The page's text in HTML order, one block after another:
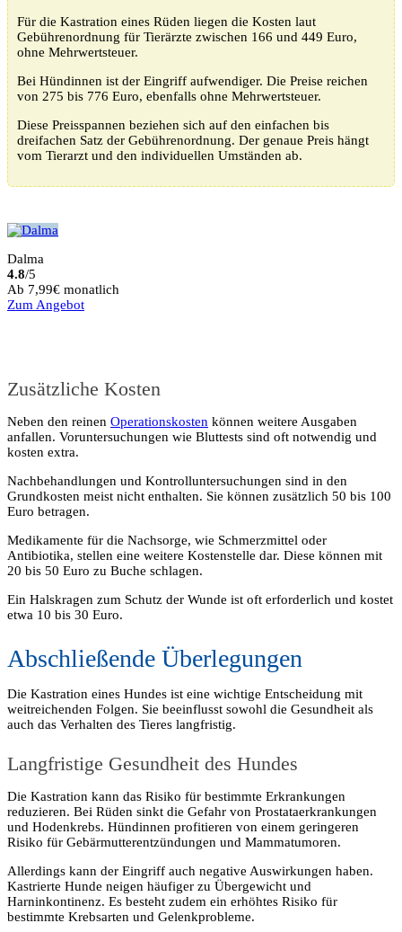
Für die Kastration eines Rüden liegen die Kosten laut
Gebührenordnung für Tierärzte zwischen 166 und 449 Euro,
ohne Mehrwertsteuer.
Bei Hündinnen ist der Eingriff aufwendiger. Die Preise reichen
von 275 bis 776 Euro, ebenfalls ohne Mehrwertsteuer.
Diese Preisspannen beziehen sich auf den einfachen bis
dreifachen Satz der Gebührenordnung. Der genaue Preis hängt
vom Tierarzt und den individuellen Umständen ab.
Dalma
4.8/5
Ab 7,99€ monatlich
Zum Angebot
Zusätzliche Kosten
Neben den reinen Operationskosten können weitere Ausgaben
anfallen. Voruntersuchungen wie Bluttests sind oft notwendig und
kosten extra.
Nachbehandlungen und Kontrolluntersuchungen sind in den
Grundkosten meist nicht enthalten. Sie können zusätzlich 50 bis 100
Euro betragen.
Medikamente für die Nachsorge, wie Schmerzmittel oder
Antibiotika, stellen eine weitere Kostenstelle dar. Diese können mit
20 bis 50 Euro zu Buche schlagen.
Ein Halskragen zum Schutz der Wunde ist oft erforderlich und kostet
etwa 10 bis 30 Euro.
Abschließende Überlegungen
Die Kastration eines Hundes ist eine wichtige Entscheidung mit
weitreichenden Folgen. Sie beeinflusst sowohl die Gesundheit als
auch das Verhalten des Tieres langfristig.
Langfristige Gesundheit des Hundes
Die Kastration kann das Risiko für bestimmte Erkrankungen
reduzieren. Bei Rüden sinkt die Gefahr von Prostataerkrankungen
und Hodenkrebs. Hündinnen profitieren von einem geringeren
Risiko für Gebärmutterentzündungen und Mammatumoren.
Allerdings kann der Eingriff auch negative Auswirkungen haben.
Kastrierte Hunde neigen häufiger zu Übergewicht und
Harninkontinenz. Es besteht zudem ein erhöhtes Risiko für
bestimmte Krebsarten und Gelenkprobleme.